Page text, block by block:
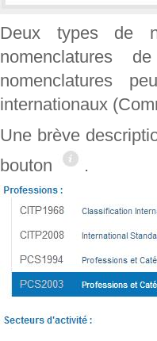
Deux types de
nomenclatures
nomenclatures
internationaux
Une brève
bouton
.